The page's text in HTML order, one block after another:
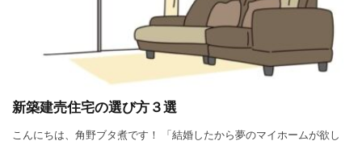
新築建売住宅の選び方３選
こんにちは、角野ブタ煮です！ 「結婚したから夢のマイホームが欲し